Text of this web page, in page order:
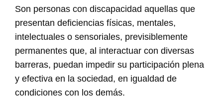
Son personas con discapacidad aquellas que
presentan deficiencias físicas, mentales,
intelectuales o sensoriales, previsiblemente
permanentes que, al interactuar con diversas
barreras, puedan impedir su participación plena
y efectiva en la sociedad, en igualdad de
condiciones con los demás.